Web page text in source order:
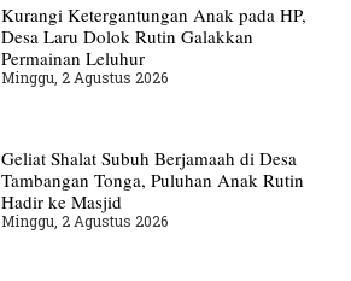
Kurangi Ketergantungan Anak pada HP,
Desa Laru Dolok Rutin Galakkan
Permainan Leluhur
Minggu, 2 Agustus 2026
Geliat Shalat Subuh Berjamaah di Desa
Tambangan Tonga, Puluhan Anak Rutin
Hadir ke Masjid
Minggu, 2 Agustus 2026